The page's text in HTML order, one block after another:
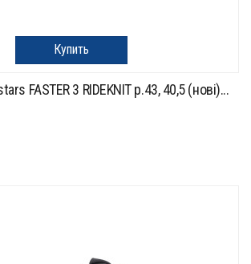
Купить
FASTER 3 RIDEKNIT p.43, 40,5 (нові)...